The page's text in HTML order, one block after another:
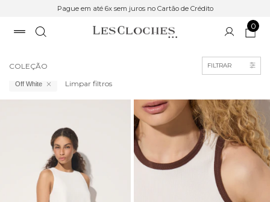
Pague em até 6x sem juros no Cartão de Crédito
0
COLEÇÃO FILTRAR
Off White Limpar filtros